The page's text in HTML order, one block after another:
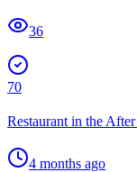
36
70
Restaurant in the
4 months ago